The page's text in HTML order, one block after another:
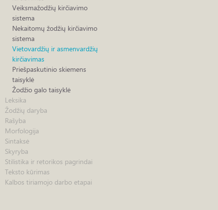
Veiksmažodžių kirčiavimo
sistema
Nekaitomų žodžių kirčiavimo
sistema
Vietovardžių ir asmenvardžių
kirčiavimas
Priešpaskutinio skiemens
taisyklė
Žodžio galo taisyklė
Leksika
Žodžių daryba
Rašyba
Morfologija
Sintaksė
Skyryba
Stilistika ir retorikos pagrindai
Teksto kūrimas
Kalbos tiriamojo darbo etapai